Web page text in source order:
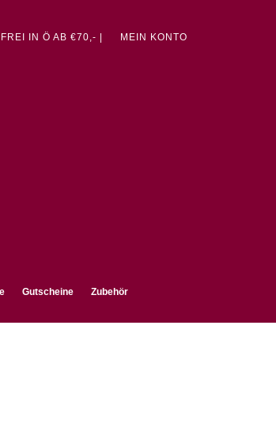
IN Ö AB €70,- | MEIN KONTO
Gutscheine Zubehör